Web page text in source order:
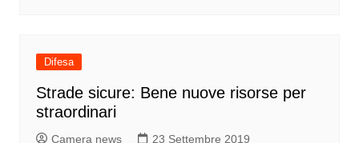
Difesa
Strade sicure: Bene nuove risorse per
straordinari
Camera news 23 Settembre 2019